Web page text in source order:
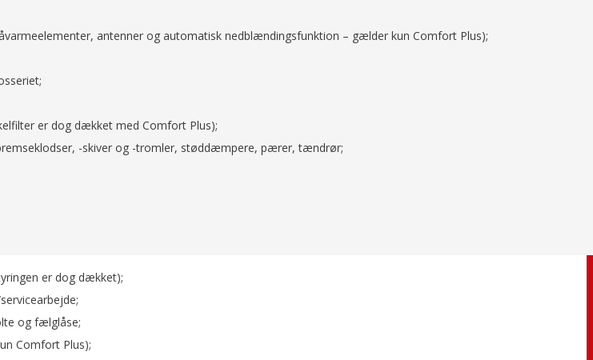
antenner og automatisk nedblændingsfunktion – gælder kun Comfort Plus);
er dog dækket med Comfort Plus);
-skiver og -tromler, støddæmpere, pærer, tændrør;
er dog dækket);
og fælglåse;
Comfort Plus);